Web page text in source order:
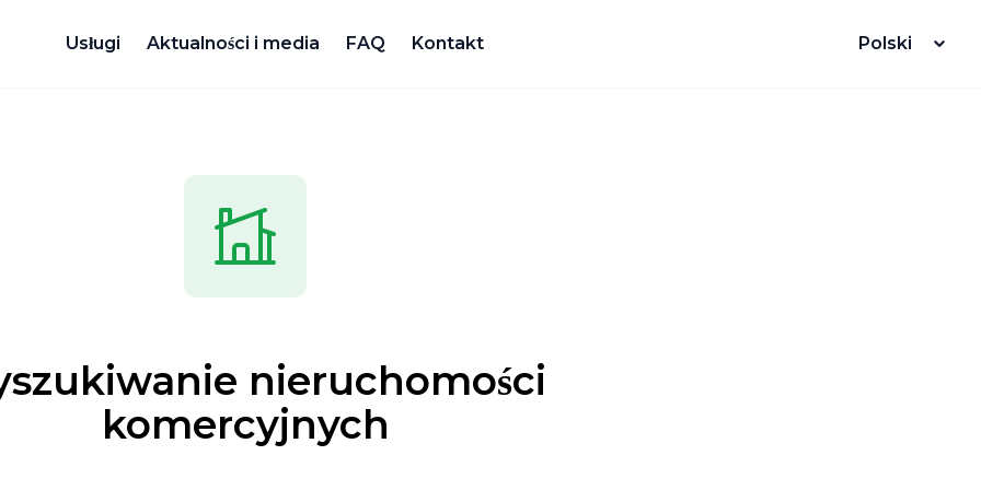
Usługi Aktualności i media FAQ Kontakt Polski
nieruchomości
komercyjnych